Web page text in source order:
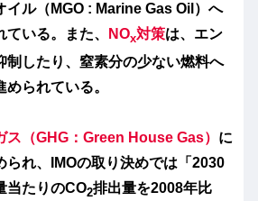
イル（MGO : Marine Gas Oil）へ
いる。また、
NOx対策は、エン
制したり、窒素分の少ない燃料へ
られている。
ス（GHG：Green House Gas） に
られ、IMOの取り決めでは「2030
当たりのCO2排出量を2008年比